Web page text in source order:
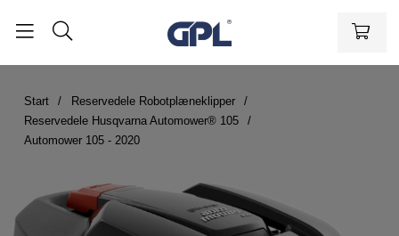
Start
Reservedele Robotplæneklipper
Reservedele Husqvarna Automower® 105
Automower 105 - 2020